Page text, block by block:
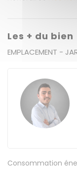
Les + du bien
EMPLACEMENT -
Consommation